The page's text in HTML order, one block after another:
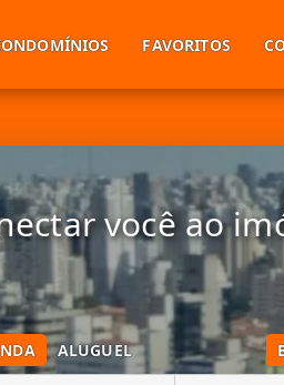
FAVORITOS
você ao
ALUGUEL